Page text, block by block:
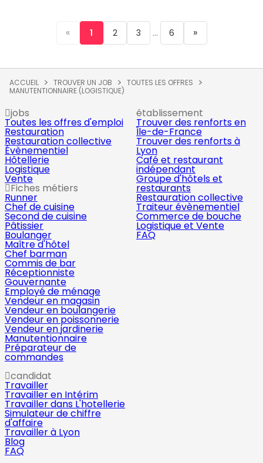
« 1 2 3 ... 6 »
ACCUEIL TROUVER UN JOB
TOUTES LES OFFRES
MANUTENTIONNAIRE (LOGISTIQUE)
jobs
Toutes les offres d'emploi
Restauration
Restauration collective
Évènementiel
Hôtellerie
Logistique
Vente
Fiches métiers
Runner
Chef de cuisine
Second de cuisine
Pâtissier
Boulanger
Maître d'hôtel
Chef barman
Commis de bar
Réceptionniste
Gouvernante
Employé de ménage
Vendeur en magasin
Vendeur en boulangerie
Vendeur en poissonnerie
Vendeur en jardinerie
Manutentionnaire
Préparateur de
commandes
établissement
Trouver des renforts en
Île-de-France
Trouver des renforts à
Lyon
Café et restaurant
indépendant
Groupe d'hôtels et
restaurants
Restauration collective
Traiteur évènementiel
Commerce de bouche
Logistique et Vente
FAQ
candidat
Travailler
Travailler en Intérim
Travailler dans L'hotellerie
Simulateur de chiffre
d'affaire
Travailler à Lyon
Blog
FAQ